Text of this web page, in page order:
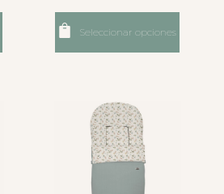
Seleccionar opciones